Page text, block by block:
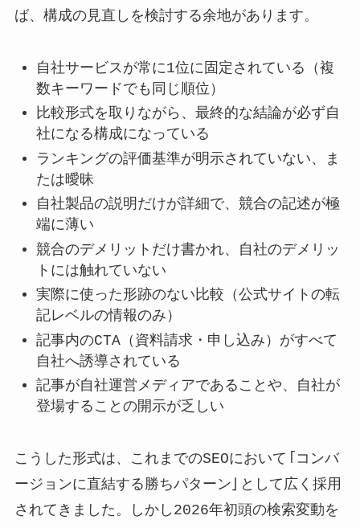
ば、構成の見直しを検討する余地があります。
自社サービスが常に1位に固定されている（複
数キーワードでも同じ順位）
比較形式を取りながら、最終的な結論が必ず自
社になる構成になっている
ランキングの評価基準が明示されていない、ま
たは曖昧
自社製品の説明だけが詳細で、競合の記述が極
端に薄い
競合のデメリットだけ書かれ、自社のデメリッ
トには触れていない
実際に使った形跡のない比較（公式サイトの転
記レベルの情報のみ）
記事内のCTA（資料請求・申し込み）がすべて
自社へ誘導されている
記事が自社運営メディアであることや、自社が
登場することの開示が乏しい
こうした形式は、これまでのSEOにおいて「コンバ
ージョンに直結する勝ちパターン」として広く採用
されてきました。しかし2026年初頭の検索変動を